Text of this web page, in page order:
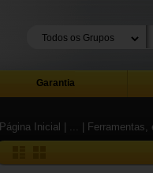
Garantia
Página Inicial | ... |